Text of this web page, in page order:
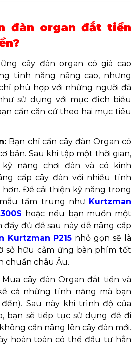
đàn organ đắt tiền
cây đàn organ có giá cao
tính năng nâng cao, nhưng
phù hợp với những người đã
sử dụng với mục đích biểu
cần căn cứ theo hai mục tiêu
Bạn chỉ cần cây đàn Organ có
bản. Sau khi tập một thời gian,
năng chơi đàn và có kinh
cấp cây đàn với nhiều tính
hơn. Để cải thiện kỹ năng trong
tầm trung như Kurtzman
hoặc nếu bạn muốn một
đầy đủ để sau này dễ nâng cấp
Kurtzman P215 nhỏ gọn sẽ là
sở hữu cảm ứng bàn phím tốt
chuẩn châu Âu.
Mua cây đàn Organ đắt tiền và
cả những tính năng mà bạn
Sau này khi trình độ của
bạn sẽ tiếp tục sử dụng để đi
cần nâng lên cây đàn mới.
hoàn toàn có thể đầu tư hẳn